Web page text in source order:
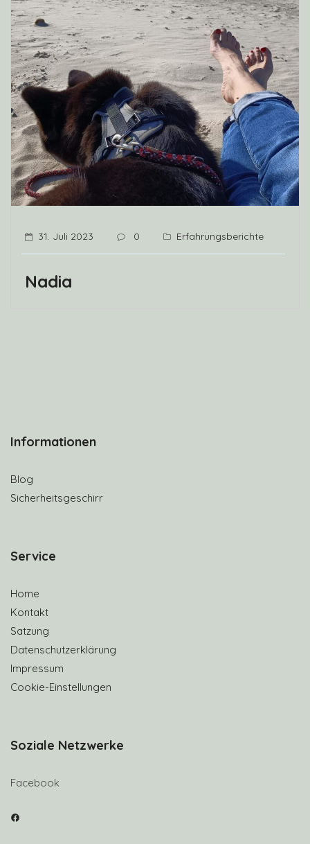
31. Juli 2023 0 Erfahrungsberichte
Nadia
Informationen
Blog
Sicherheitsgeschirr
Service
Home
Kontakt
Satzung
Datenschutzerklärung
Impressum
Cookie-Einstellungen
Soziale Netzwerke
Facebook
Facebook